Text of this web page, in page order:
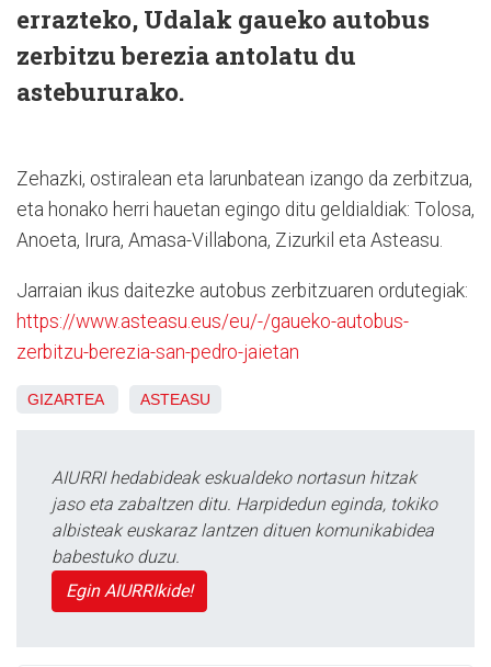
errazteko, Udalak gaueko autobus
zerbitzu berezia antolatu du
astebururako.
Zehazki, ostiralean eta larunbatean izango da zerbitzua,
eta honako herri hauetan egingo ditu geldialdiak: Tolosa,
Anoeta, Irura, Amasa-Villabona, Zizurkil eta Asteasu.
Jarraian ikus daitezke autobus zerbitzuaren ordutegiak:
https://www.asteasu.eus/eu/-/gaueko-autobus-
zerbitzu-berezia-san-pedro-jaietan
GIZARTEA ASTEASU
AIURRI hedabideak eskualdeko nortasun hitzak
jaso eta zabaltzen ditu. Harpidedun eginda, tokiko
albisteak euskaraz lantzen dituen komunikabidea
babestuko duzu.
Egin AIURRIkide!